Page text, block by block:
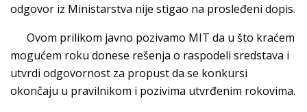
odgovor iz Ministarstva nije stigao na prosleđeni dopis.
Ovom prilikom javno pozivamo MIT da u što kraćem
mogućem roku donese rešenja o raspodeli sredstava i
utvrdi odgovornost za propust da se konkursi
okončaju u pravilnikom i pozivima utvrđenim rokovima.